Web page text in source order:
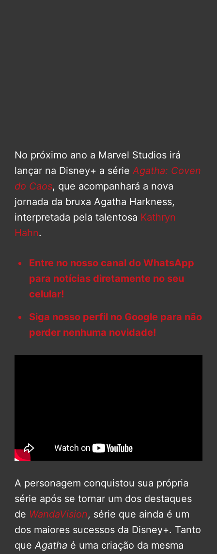
No próximo ano a Marvel Studios irá
lançar na Disney+ a série Agatha: Coven
do Caos, que acompanhará a nova
jornada da bruxa Agatha Harkness,
interpretada pela talentosa Kathryn
Hahn.
Entre no nosso canal do WhatsApp
para notícias diretamente no seu
celular!
Siga nosso perfil no Google para não
perder nenhuma novidade!
A personagem conquistou sua própria
série após se tornar um dos destaques
de WandaVision, série que ainda é um
dos maiores sucessos da Disney+. Tanto
queAgatha é uma criação da mesma